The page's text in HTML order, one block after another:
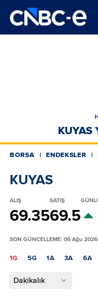
KUYAS
BORSA ENDEKSLER
KUYAS
ALIŞ
69.35
SATIŞ
69.5
SON GÜNCELLEME: 06 Ağu 2026
1G 5G 1A 3A 6A
Dakikalık